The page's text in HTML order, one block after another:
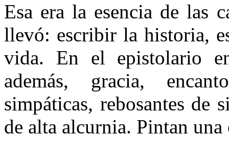
Esa era la esencia de las
llevó: escribir la historia,
vida. En el epistolario
además, gracia,
simpáticas, rebosantes de
de alta alcurnia. Pintan